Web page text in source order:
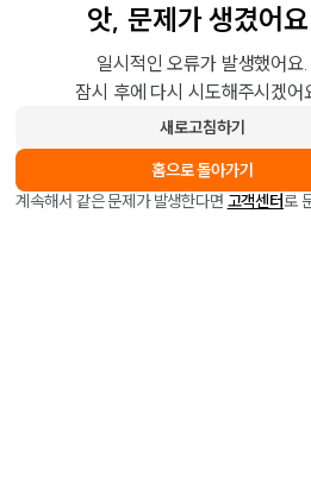
앗, 문제가 생겼어
일시적인 오류가 발생했어요.
잠시 후에 다시 시도해주시겠어
새로고침하기
홈으로 돌아가기
계속해서 같은 문제가 발생한다면 고객센터로